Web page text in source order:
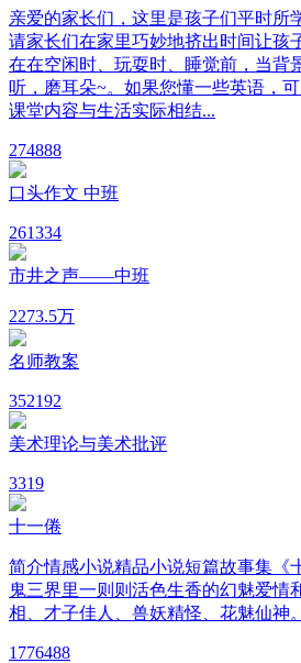
亲爱的家长们，这里是孩子们平时所
请家长们在家里巧妙地挤出时间让孩
在在空闲时、玩耍时、睡觉前，当背
听，磨耳朵~。如果您懂一些英语，
课堂内容与生活实际相结...
274888
口头作文 中班
261334
市井之声——中班
2273.5万
名师教案
352192
美术理论与美术批评
3319
十一倦
简介情感小说精品小说短篇故事集《
鬼三界里一则则活色生香的幻魅爱情
相、才子佳人、兽妖精怪、花魅仙神。
1776488